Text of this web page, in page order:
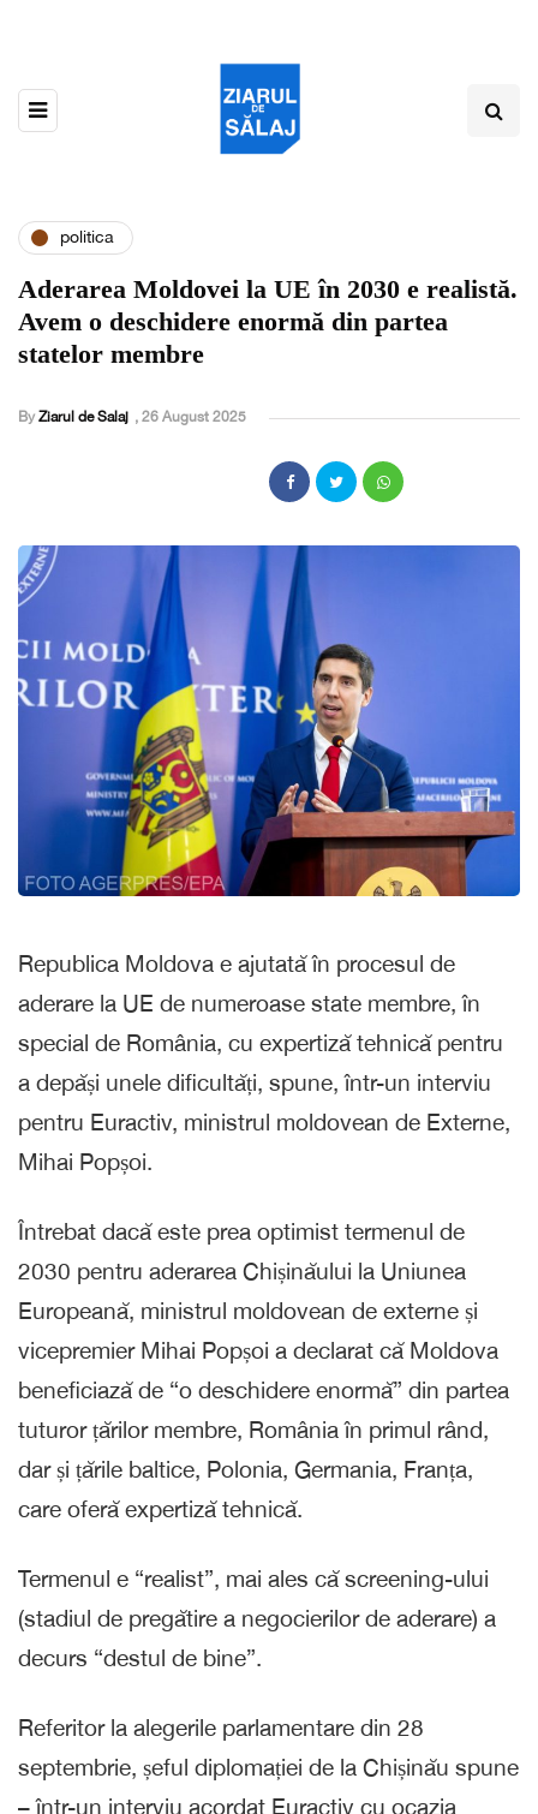
politica
Aderarea Moldovei la UE în 2030 e realistă.
Avem o deschidere enormă din partea
statelor membre
By Ziarul de Salaj , 26 August 2025
Republica Moldova e ajutată în procesul de
aderare la UE de numeroase state membre, în
special de România, cu expertiză tehnică pentru
a depăși unele dificultăți, spune, într-un interviu
pentru Euractiv, ministrul moldovean de Externe,
Mihai Popșoi.
Întrebat dacă este prea optimist termenul de
2030 pentru aderarea Chișinăului la Uniunea
Europeană, ministrul moldovean de externe și
vicepremier Mihai Popșoi a declarat că Moldova
beneficiază de “o deschidere enormă” din partea
tuturor țărilor membre, România în primul rând,
dar și țările baltice, Polonia, Germania, Franța,
care oferă expertiză tehnică.
Termenul e “realist”, mai ales că screening-ului
(stadiul de pregătire a negocierilor de aderare) a
decurs “destul de bine”.
Referitor la alegerile parlamentare din 28
septembrie, șeful diplomației de la Chișinău spune
– într-un interviu acordat Euractiv cu ocazia